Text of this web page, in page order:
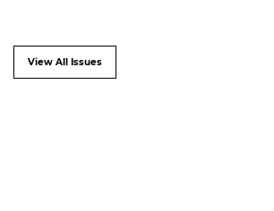
View All Issues